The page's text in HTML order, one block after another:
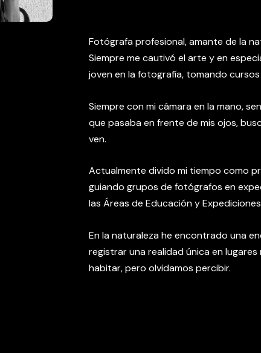
Fotógrafa profesional, amante de la
Siempre me cautivó el arte y en
joven en la fotografía, tomando
Siempre con mi cámara en la mano,
que pasaba en frente de mis ojos,
ven.
Actualmente divido mi tiempo como
guiando grupos de fotógrafos en
las Áreas de Educación y
En la naturaleza he encontrado una
registrar una realidad única en
habitar, pero olvidamos percibir.